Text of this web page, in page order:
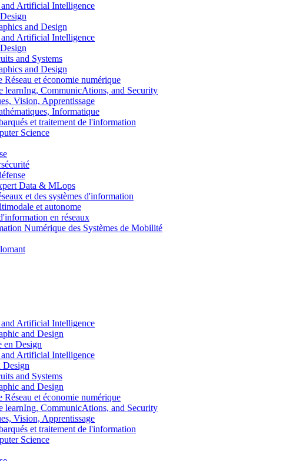
Artificial Intelligence
and Design
Artificial Intelligence
and Systems
and Design
et économie numérique
CommunicAtions, and Security
Vision, Apprentissage
Informatique
et traitement de l'information
Science
Data & MLops
et des systèmes d'information
et autonome
en réseaux
Numérique des Systèmes de Mobilité
Artificial Intelligence
and Design
en Design
Artificial Intelligence
Design
and Systems
and Design
et économie numérique
CommunicAtions, and Security
Vision, Apprentissage
et traitement de l'information
Science